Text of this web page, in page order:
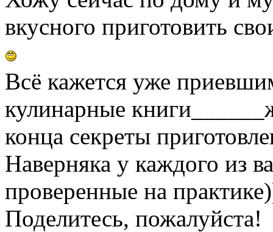
вкусного приготовить
Всё кажется уже
кулинарные
конца секреты
Наверняка у каждого из
проверенные на
Поделитесь, пожалуйста!